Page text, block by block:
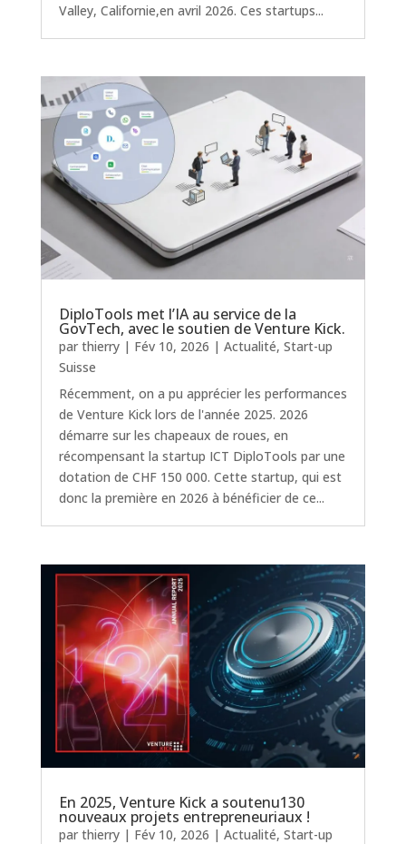
Valley, Californie,en avril 2026. Ces startups...
DiploTools met l’IA au service de la
GovTech, avec le soutien de Venture Kick.
par thierry| Fév 10, 2026 | Actualité, Start-up
Suisse
Récemment, on a pu apprécier les performances
de Venture Kick lors de l'année 2025. 2026
démarre sur les chapeaux de roues, en
récompensant la startup ICT DiploTools par une
dotation de CHF 150 000. Cette startup, qui est
donc la première en 2026 à bénéficier de ce...
En 2025, Venture Kick a soutenu130
nouveaux projets entrepreneuriaux !
par thierry| Fév 10, 2026 | Actualité, Start-up